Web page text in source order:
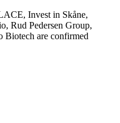
Invest in Skåne,
Rud Pedersen Group,
Biotech are confirmed